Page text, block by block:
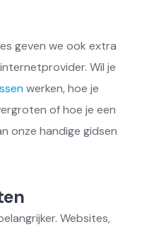
geven we ook extra
Wil je
werken, hoe je
of hoe je een
onze handige gidsen
Websites,